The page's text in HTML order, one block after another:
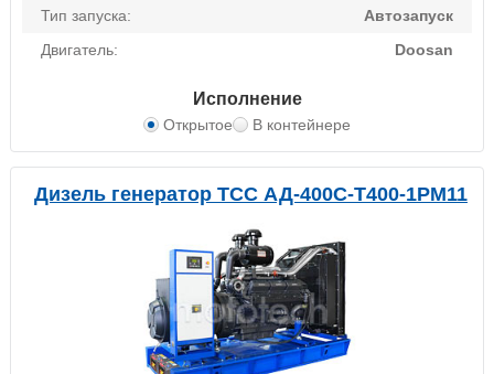
Тип запуска:
Автозапуск
Двигатель:
Doosan
Исполнение
Открытое В контейнере
Дизель генератор ТСС АД-400С-Т400-1РМ11